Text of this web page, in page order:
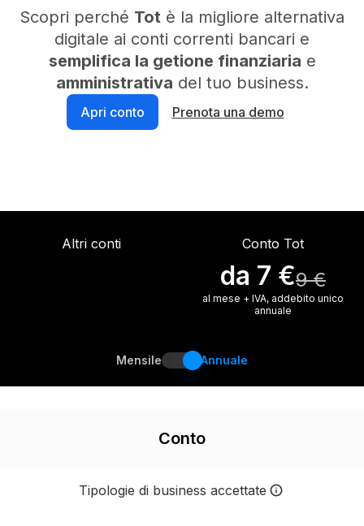
Login
Accedi al tuo account
Accedi
Scopri perché Tot è la migliore alternativa
digitale ai conti correnti bancari e
semplifica la getione finanziaria e
amministrativa del tuo business.
Apri conto Prenota una demo
Altri conti Conto Tot
da 7 €9 €
al mese + IVA, addebito unico
annuale
Mensile Annuale
Conto
Tipologie di business accettate
Molte banche tradizionali